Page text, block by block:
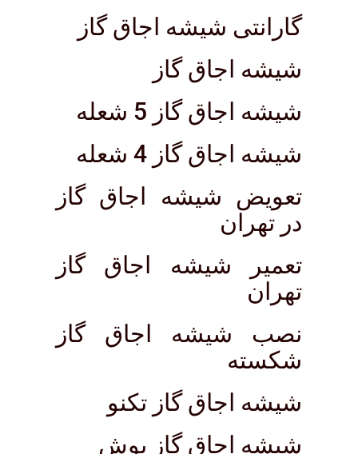
گارانتی شیشه اجاق گاز
شیشه اجاق گاز
شیشه اجاق گاز 5 شعله
شیشه اجاق گاز 4 شعله
تعویض شیشه اجاق گاز
در تهران
تعمیر شیشه اجاق گاز
تهران
نصب شیشه اجاق گاز
شکسته
شیشه اجاق گاز تکنو
شیشه اجاق گاز بوش